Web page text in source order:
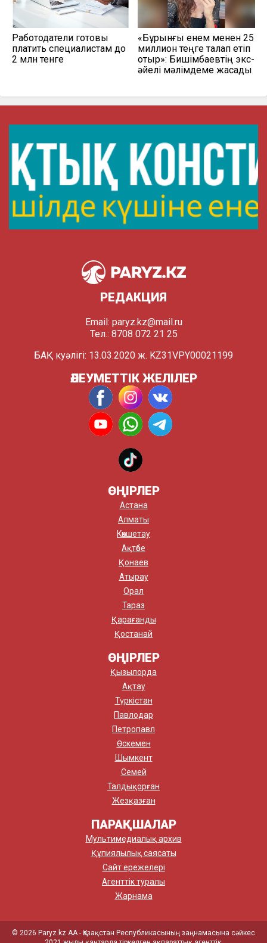
Работодатели готовы
платить специалистам до
2 млн тенге
«Бұрынғы енем менен 25
миллион теңге талап етіп
отыр»: Бишімбаевтің экс-
әйелі мәлімдеме жасады
РЕДАКЦИЯ
Email: paryz.kz@mail.ru
Тел.: 8708 072 21 25
БАҚ куәлігі: 13.03.2020 ж. KZ31VPY00021199
ӘЛЕУМЕТТІК ЖЕЛІЛЕР
ӨҢІРЛЕР
Астана
Алматы
Көкшетау
Ақтөбе
Қонаев
Атырау
Орал
Тараз
Қарағанды
Қостанай
ӨҢІРЛЕР
Қызылорда
Ақтау
Түркістан
Павлодар
Петропавл
Өскемен
Шымкент
Семей
Талдықорған
Жезқазған
ПАРАҚШАЛАР
Мультимедиалық архив
Құпиялылық саясаты
Сайт ережелері
Агенттік туралы
Жарнама
© 2026 Paryz.kz АА - Қазақстан Республикасының заңнамасына сәйкес